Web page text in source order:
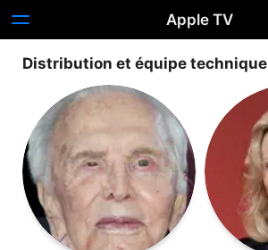
Apple TV
Distribution et équipe technique